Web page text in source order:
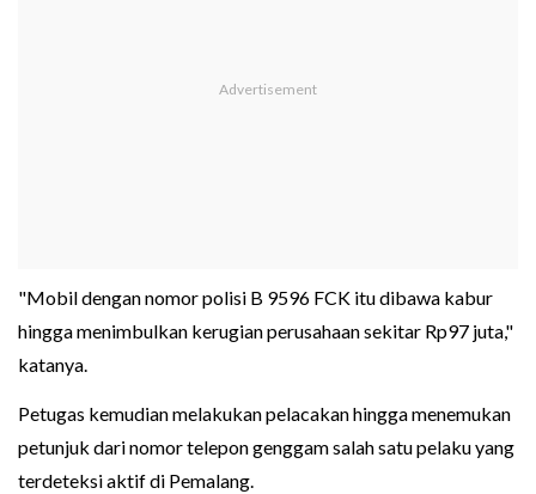
"Mobil dengan nomor polisi B 9596 FCK itu dibawa kabur
hingga menimbulkan kerugian perusahaan sekitar Rp97 juta,"
katanya.
Petugas kemudian melakukan pelacakan hingga menemukan
petunjuk dari nomor telepon genggam salah satu pelaku yang
terdeteksi aktif di Pemalang.